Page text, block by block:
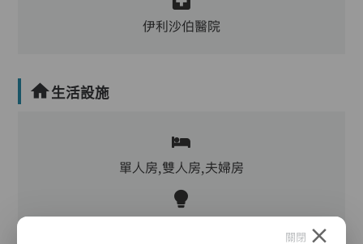
伊利沙伯醫院
生活設施
單人房,雙人房,夫婦房
關閉